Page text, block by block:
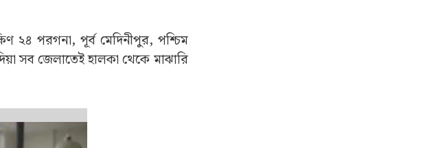
২৪ পরগনা, পূর্ব মেদিনীপুর, পশ্চিম
সব জেলাতেই হালকা থেকে মাঝারি